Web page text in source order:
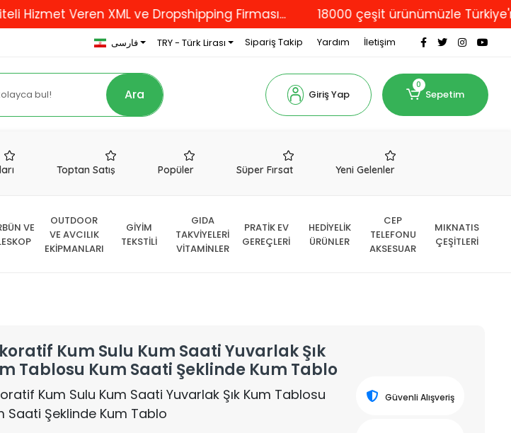
Veren XML ve Dropshipping Firması... 18000 çeşit ürünümüzle Türkiye'nin
فارسی TRY - Türk Lirası Sipariş Takip Yardım İletişim
Ara Giriş Yap
0
Sepetim
Toptan Satış Popüler Süper Fırsat Yeni Gelenler
VE
OUTDOOR
VE AVCILIK
EKİPMANLARI
GİYİM
TEKSTİLİ
GIDA
TAKVİYELERİ
VİTAMİNLER
PRATİK EV
GEREÇLERİ
HEDİYELİK
ÜRÜNLER
CEP
TELEFONU
AKSESUAR
MIKNATIS
ÇEŞİTLERİ
Kum Sulu Kum Saati Yuvarlak Şık
Tablosu Kum Saati Şeklinde Kum Tablo
Kum Sulu Kum Saati Yuvarlak Şık Kum Tablosu
Saati Şeklinde Kum Tablo
Güvenli Alışveriş